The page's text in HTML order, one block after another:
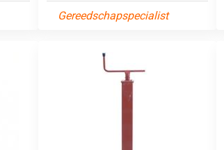
Gereedschapspecialist